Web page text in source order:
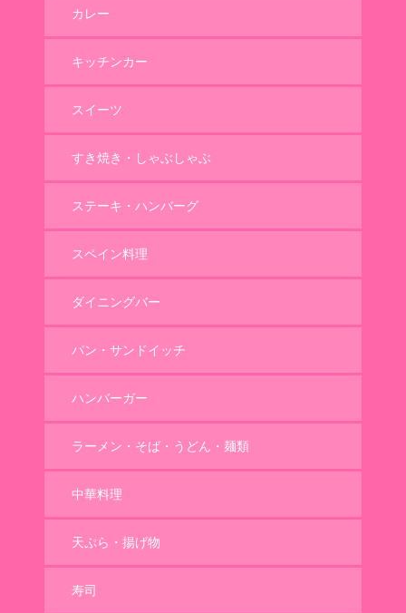
カレー
キッチンカー
スイーツ
すき焼き・しゃぶしゃぶ
ステーキ・ハンバーグ
スペイン料理
ダイニングバー
パン・サンドイッチ
ハンバーガー
ラーメン・そば・うどん・麺類
中華料理
天ぷら・揚げ物
寿司